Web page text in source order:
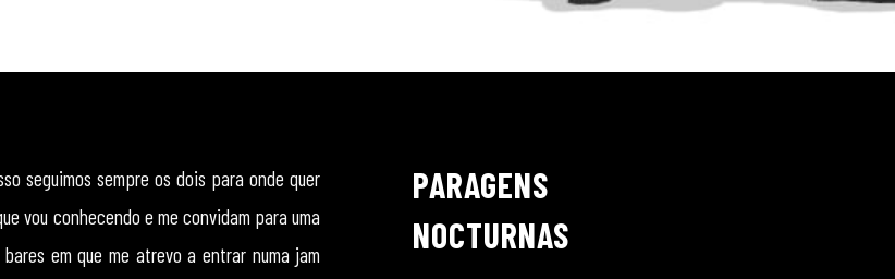
seguimos sempre os dois para onde quer
vou conhecendo e me convidam para uma
em que me atrevo a entrar numa jam
PARAGENS
NOCTURNAS